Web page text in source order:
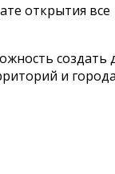
открытия все
создать
и